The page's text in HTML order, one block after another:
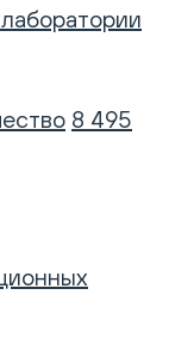
8 495